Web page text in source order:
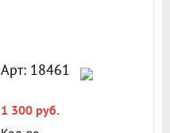
Арт: 18461
1 300 руб.